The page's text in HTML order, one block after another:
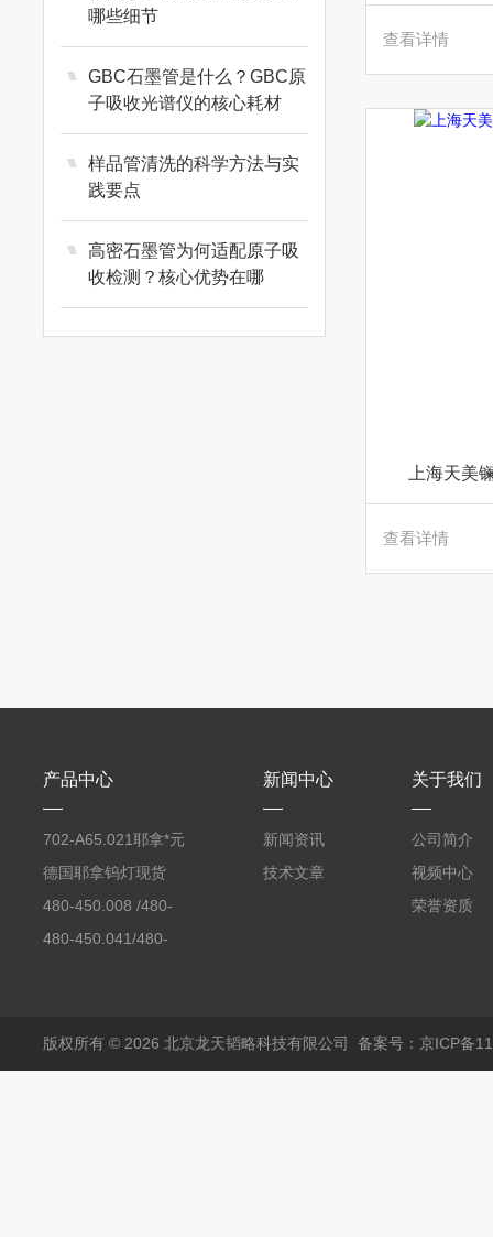
哪些细节
GBC石墨管是什么？GBC原
子吸收光谱仪的核心耗材
样品管清洗的科学方法与实
践要点
高密石墨管为何适配原子吸
收检测？核心优势在哪
查看详情
上海天美
查看详情
产品中心
702-A65.021耶拿*元
素分析仪反应罐
德国耶拿钨灯现货
480-450.008 /480-
450.008C耶拿镉Cd空
480-450.041/480-
包邮
新闻中心
新闻资讯
技术文章
关于我们
公司简介
视频中心
荣誉资质
版权所有 © 2026 北京龙天韬略科技有限公司 备案号：京ICP备